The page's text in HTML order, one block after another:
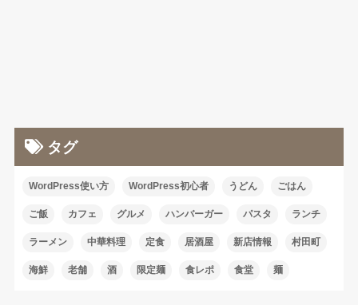
タグ
WordPress使い方 WordPress初心者 うどん ごはん
ご飯 カフェ グルメ ハンバーガー パスタ ランチ
ラーメン 中華料理 定食 居酒屋 新店情報 村田町
海鮮 老舗 酒 限定麺 食レポ 食堂 麺